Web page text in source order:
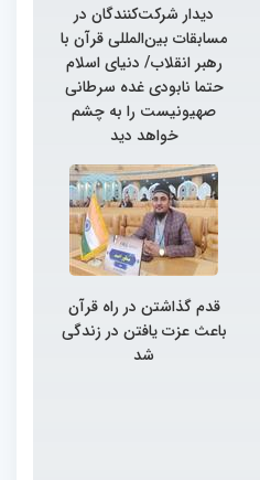
دیدار شرکت‌کنندگان در
مسابقات بین‌المللی قرآن با
رهبر انقلاب/ دنیای اسلام
حتما نابودی غده سرطانی
صهیونیست را به چشم
خواهد دید
قدم گذاشتن در راه قرآن
باعث عزت یافتن در زندگی
شد